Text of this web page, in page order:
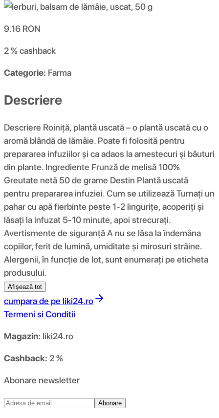
9.16 RON
2 %cashback
Categorie: Farma
Descriere
Descriere Roiniță, plantă uscată – o plantă uscată cu o
aromă blândă de lămâie. Poate fi folosită pentru
prepararea infuziilor și ca adaos la amestecuri și băuturi
din plante. Ingrediente Frunză de melisă 100%
Greutate netă 50 de grame Destin Plantă uscată
pentru prepararea infuziei. Cum se utilizează Turnați un
pahar cu apă fierbinte peste 1-2 lingurițe, acoperiți și
lăsați la infuzat 5-10 minute, apoi strecurați.
Avertismente de siguranță A nu se lăsa la îndemâna
copiilor, ferit de lumină, umiditate și mirosuri străine.
Alergenii, în funcție de lot, sunt enumerați pe eticheta
produsului.
Afișează tot
cumpara de pe liki24.ro
Termeni si Conditii
Magazin: liki24.ro
Cashback: 2 %
Abonare newsletter
Abonare